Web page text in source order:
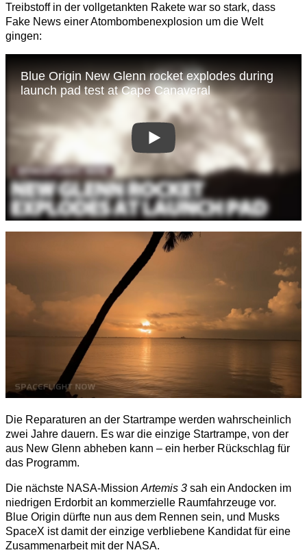
Treibstoff in der vollgetankten Rakete war so stark, dass
Fake News einer Atombombenexplosion um die Welt
gingen:
Die Reparaturen an der Startrampe werden wahrscheinlich
zwei Jahre dauern. Es war die einzige Startrampe, von der
aus New Glenn abheben kann – ein herber Rückschlag für
das Programm.
Die nächste NASA-Mission Artemis 3 sah ein Andocken im
niedrigen Erdorbit an kommerzielle Raumfahrzeuge vor.
Blue Origin dürfte nun aus dem Rennen sein, und Musks
SpaceX ist damit der einzige verbliebene Kandidat für eine
Zusammenarbeit mit der NASA.